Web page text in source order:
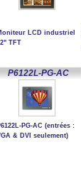
LCD industriel
TFT
P6122L-PG-AC
PG-AC (entrées :
& DVI seulement)